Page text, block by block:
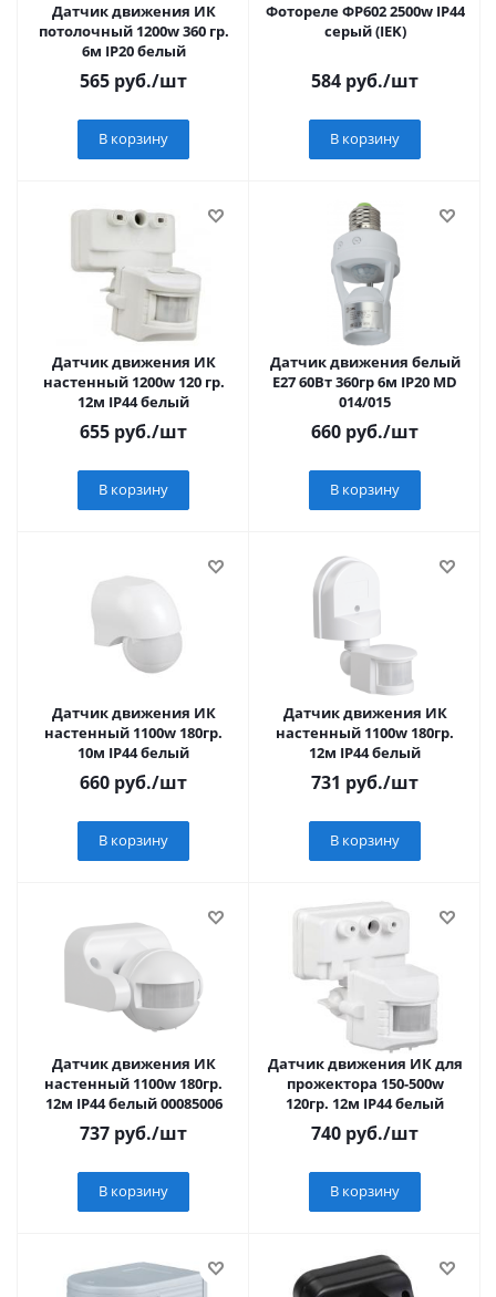
Датчик движения ИК
потолочный 1200w 360 гр.
6м IP20 белый
565 руб./шт
В корзину
Фотореле ФР602 2500w IP44
серый (IEK)
584 руб./шт
В корзину
Датчик движения ИК
настенный 1200w 120 гр.
12м IP44 белый
655 руб./шт
В корзину
Датчик движения белый
E27 60Вт 360гр 6м IP20 MD
014/015
660 руб./шт
В корзину
Датчик движения ИК
настенный 1100w 180гр.
10м IP44 белый
660 руб./шт
В корзину
Датчик движения ИК
настенный 1100w 180гр.
12м IP44 белый
731 руб./шт
В корзину
Датчик движения ИК
настенный 1100w 180гр.
12м IP44 белый 00085006
737 руб./шт
В корзину
Датчик движения ИК для
прожектора 150-500w
120гр. 12м IP44 белый
740 руб./шт
В корзину